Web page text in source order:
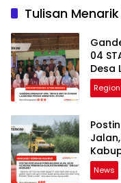
Tulisan
04
Desa
News